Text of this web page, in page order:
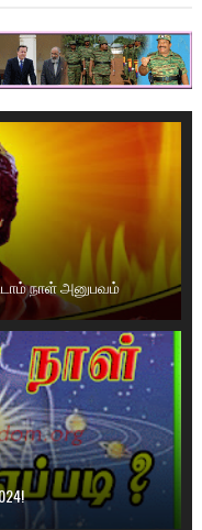
நாள் அனுபவம்